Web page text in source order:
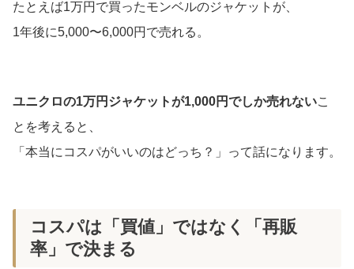
たとえば1万円で買ったモンベルのジャケットが、
1年後に5,000〜6,000円で売れる。
ユニクロの1万円ジャケットが1,000円でしか売れないこ
とを考えると、
「本当にコスパがいいのはどっち？」って話になります。
コスパは「買値」ではなく「再販
率」で決まる